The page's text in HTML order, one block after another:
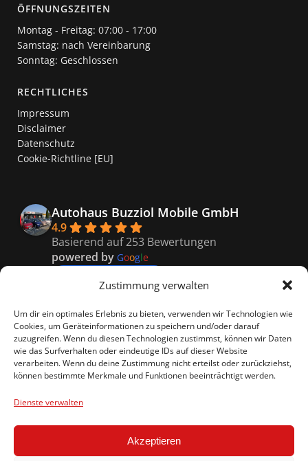
Zustimmung verwalten
Um dir ein optimales Erlebnis zu bieten, verwenden wir Technologien wie
Cookies, um Geräteinformationen zu speichern und/oder darauf
zuzugreifen. Wenn du diesen Technologien zustimmst, können wir Daten
wie das Surfverhalten oder eindeutige IDs auf dieser Website
verarbeiten. Wenn du deine Zustimmung nicht erteilst oder zurückziehst,
können bestimmte Merkmale und Funktionen beeinträchtigt werden.
Dienste verwalten
Akzeptieren
ÖFFNUNGSZEITEN
Montag - Freitag: 07:00 - 17:00
Samstag: nach Vereinbarung
Sonntag: Geschlossen
RECHTLICHES
Impressum
Disclaimer
Datenschutz
Cookie-Richtline [EU]
Autohaus Buzziol Mobile GmbH
4.9
Basierend auf 253 Bewertungen
powered by Google
Kaiser
9 months ago
Super freundliches Personal,
besonders Vitali er war so nett und hat uns genau
das richtige empfohlen.
9 months ago
beim Autohaus Buzziol!